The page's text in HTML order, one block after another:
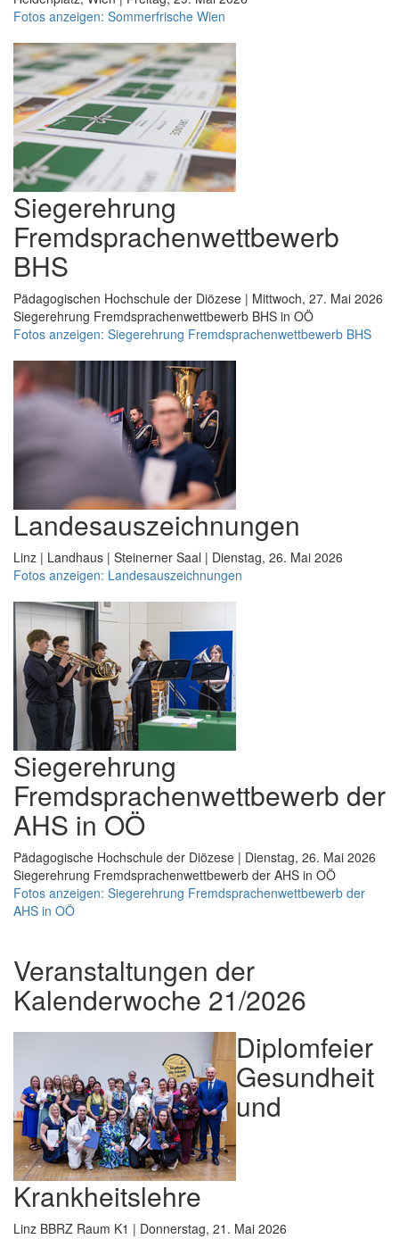
Fotos anzeigen: Sommerfrische Wien
Siegerehrung
Fremdsprachenwettbewerb
BHS
Pädagogischen Hochschule der Diözese | Mittwoch, 27. Mai 2026
Siegerehrung Fremdsprachenwettbewerb BHS in OÖ
Fotos anzeigen: Siegerehrung Fremdsprachenwettbewerb BHS
Landesauszeichnungen
Linz | Landhaus | Steinerner Saal | Dienstag, 26. Mai 2026
Fotos anzeigen: Landesauszeichnungen
Siegerehrung
Fremdsprachenwettbewerb der
AHS in OÖ
Pädagogische Hochschule der Diözese | Dienstag, 26. Mai 2026
Siegerehrung Fremdsprachenwettbewerb der AHS in OÖ
Fotos anzeigen: Siegerehrung Fremdsprachenwettbewerb der
AHS in OÖ
Veranstaltungen der
Kalenderwoche 21/2026
Diplomfeier
Gesundheit
und
Krankheitslehre
Linz BBRZ Raum K1 | Donnerstag, 21. Mai 2026